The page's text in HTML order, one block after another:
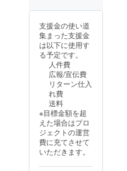
とが多々あ
るかと思い
ますが宜し
くお願い致
します。
支援金の使い道
集まった支援金
は以下に使用す
る予定です。
人件費
広報/宣伝費
リターン仕入
れ費
送料
※目標金額を超
えた場合はプロ
ジェクトの運営
費に充てさせて
いただきます。